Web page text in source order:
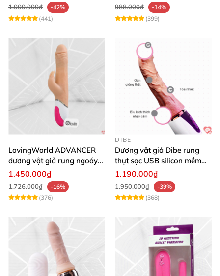
1.000.000₫
-42%
(441)
988.000₫
-14%
(399)
LovingWorld ADVANCER
dương vật giả rung ngoáy
thụt 7 chế độ
1.450.000₫
1.726.000₫
-16%
(376)
DIBE
Dương vật giả Dibe rung
thụt sạc USB silicon mềm
mại thật
1.190.000₫
1.950.000₫
-39%
(368)